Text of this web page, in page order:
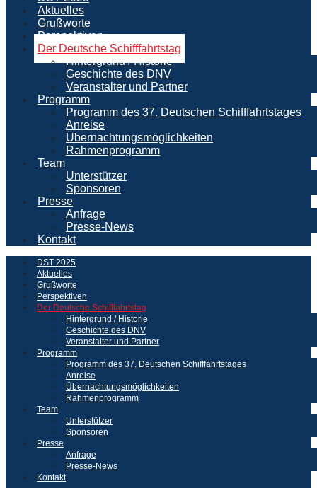
Aktuelles
Grußworte
Perspektiven
Der Deutsche Schifffahrtstag
Hintergrund / Historie
Geschichte des DNV
Veranstalter und Partner
Programm
Programm des 37. Deutschen Schifffahrtstages
Anreise
Übernachtungsmöglichkeiten
Rahmenprogramm
Team
Unterstützer
Sponsoren
Presse
Anfrage
Presse-News
Kontakt
DST 2025
Aktuelles
Grußworte
Perspektiven
Der Deutsche Schifffahrtstag
Hintergrund / Historie
Geschichte des DNV
Veranstalter und Partner
Programm
Programm des 37. Deutschen Schifffahrtstages
Anreise
Übernachtungsmöglichkeiten
Rahmenprogramm
Team
Unterstützer
Sponsoren
Presse
Anfrage
Presse-News
Kontakt